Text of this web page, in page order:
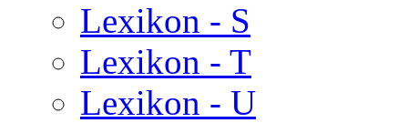
Lexikon - S
Lexikon - T
Lexikon - U